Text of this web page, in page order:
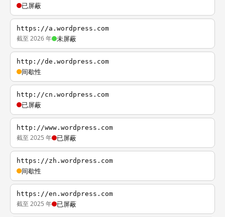
已屏蔽
https://a.wordpress.com
截至 2026 年 未屏蔽
http://de.wordpress.com
间歇性
http://cn.wordpress.com
已屏蔽
http://www.wordpress.com
截至 2025 年 已屏蔽
https://zh.wordpress.com
间歇性
https://en.wordpress.com
截至 2025 年 已屏蔽